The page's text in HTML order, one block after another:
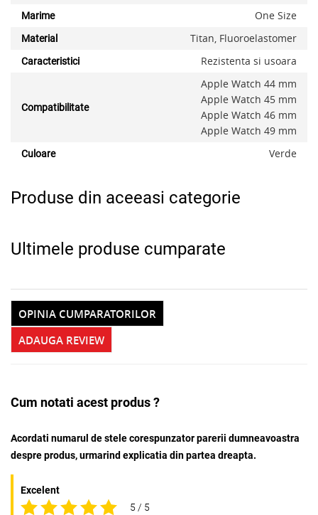
Marime One Size
Material Titan, Fluoroelastomer
Caracteristici Rezistenta si usoara
Compatibilitate
Apple Watch 44 mm
Apple Watch 45 mm
Apple Watch 46 mm
Apple Watch 49 mm
Culoare Verde
Produse din aceeasi categorie
Ultimele produse cumparate
ADAUGA REVIEW
OPINIA CUMPARATORILOR
Cum notati acest produs ?
Acordati numarul de stele corespunzator parerii dumneavoastra
despre produs, urmarind explicatia din partea dreapta.
Excelent
5 / 5
x